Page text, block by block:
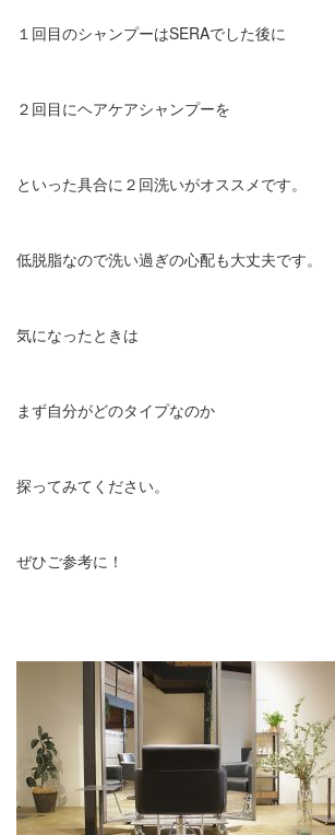
１回目のシャンプーはSERAでした後に
２回目にヘアケアシャンプーを
といった具合に２回洗いがオススメです。
低脱脂なので洗い過ぎの心配も大丈夫です。
気になったときは
まず自分がどのタイプなのか
探ってみてください。
ぜひご参考に！